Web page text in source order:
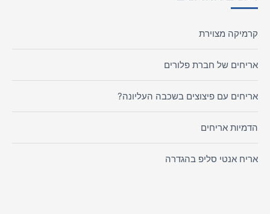
קרמיקה מצוירת
אריחים של חברת פלורים
אריחים עם פיצוצים בשכבה העליונה?
הדמיות אריחים
אריח אנטי סליפ בהגדרה